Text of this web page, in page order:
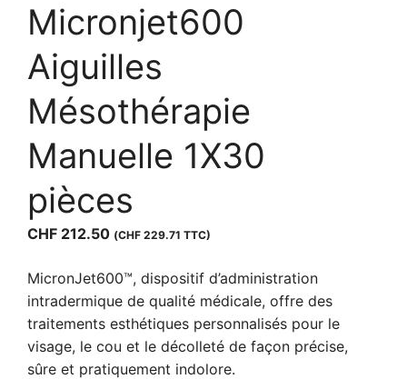
Micronjet600
Aiguilles
Mésothérapie
Manuelle 1X30
pièces
CHF 212.50 (CHF 229.71 TTC)
MicronJet600™, dispositif d’administration
intradermique de qualité médicale, offre des
traitements esthétiques personnalisés pour le
visage, le cou et le décolleté de façon précise,
sûre et pratiquement indolore.